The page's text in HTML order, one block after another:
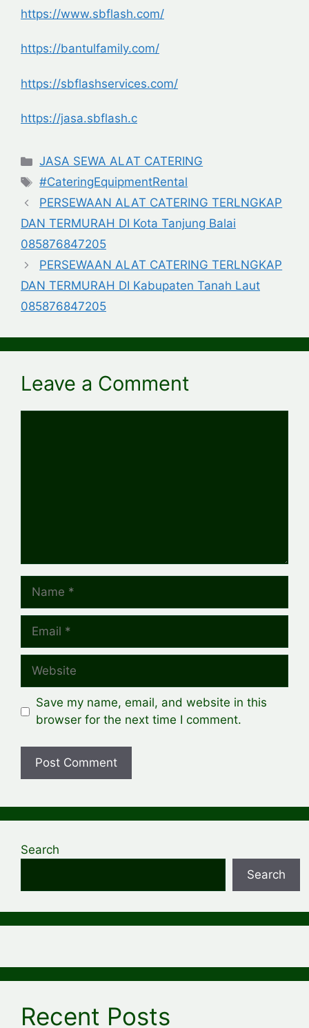
https://www.sbflash.com/
https://bantulfamily.com/
https://sbflashservices.com/
https://jasa.sbflash.c
Categories
JASA SEWA ALAT CATERING
Tags
#CateringEquipmentRental
PERSEWAAN ALAT CATERING TERLNGKAP
DAN TERMURAH DI Kota Tanjung Balai
085876847205
PERSEWAAN ALAT CATERING TERLNGKAP
DAN TERMURAH DI Kabupaten Tanah Laut
085876847205
Leave a Comment
Name
Email
Website
Save my name, email, and website in this
browser for the next time I comment.
Search
Search
Recent Posts